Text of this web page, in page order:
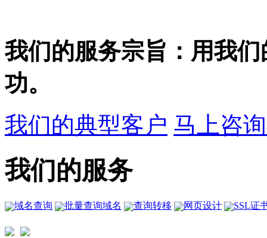
我们的服务宗旨：用我
功。
我们的典型客户 马上咨
我们的服务
域名查询 批量查询域名 查询转移 网页设计 SSL证